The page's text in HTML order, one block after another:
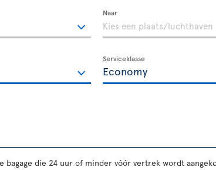
Naar
Serviceklasse
bagage die 24 uur of minder vóór vertrek wordt